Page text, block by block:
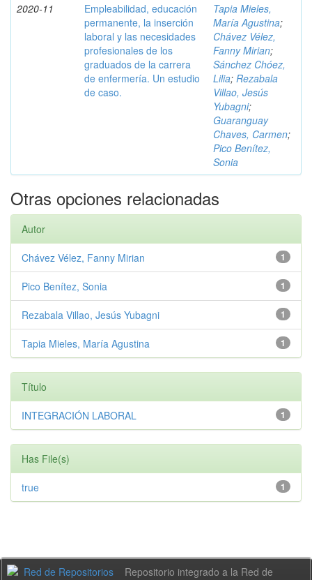
2020-11
Empleabilidad, educación
permanente, la inserción
laboral y las necesidades
profesionales de los
graduados de la carrera
de enfermería. Un estudio
de caso.
Tapia Mieles,
María Agustina;
Chávez Vélez,
Fanny Mirian;
Sánchez Chóez,
Lilia; Rezabala
Villao, Jesús
Yubagni;
Guaranguay
Chaves, Carmen;
Pico Benítez,
Sonia
Otras opciones relacionadas
Autor
1
Chávez Vélez, Fanny Mirian
1
Pico Benítez, Sonia
1
Rezabala Villao, Jesús Yubagni
1
Tapia Mieles, María Agustina
Título
1
INTEGRACIÓN LABORAL
Has File(s)
1
true
Repositorio integrado a la Red de